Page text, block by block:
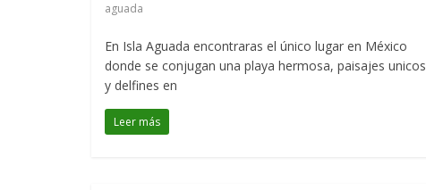
aguada
En Isla Aguada encontraras el único lugar en México
donde se conjugan una playa hermosa, paisajes unicos
y delfines en
Leer más